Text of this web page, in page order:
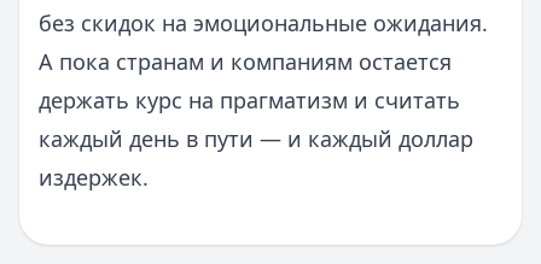
без скидок на эмоциональные ожидания.
А пока странам и компаниям остается
держать курс на прагматизм и считать
каждый день в пути — и каждый доллар
издержек.